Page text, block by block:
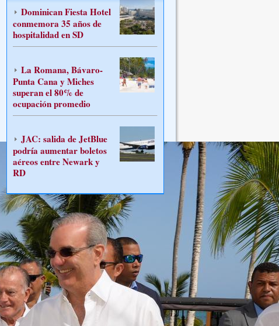
Dominican Fiesta Hotel
conmemora 35 años de
hospitalidad en SD
La Romana, Bávaro-
Punta Cana y Miches
superan el 80% de
ocupación promedio
JAC: salida de JetBlue
podría aumentar boletos
aéreos entre Newark y
RD